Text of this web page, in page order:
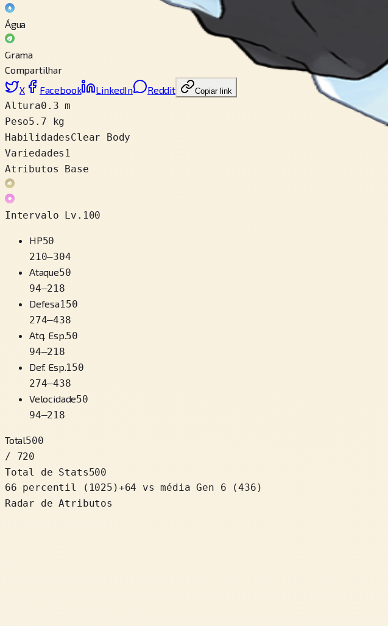
Água
Grama
Compartilhar
X
Facebook LinkedIn Reddit Copiar link
Altura0.3 m
Peso5.7 kg
HabilidadesClear Body
Variedades 1
Atributos Base
Intervalo Lv.100
HP50
210–304
Ataque50
94–218
Defesa150
274–438
Atq. Esp.50
94–218
Def. Esp.150
274–438
Velocidade50
94–218
Total500
/ 720
Total de Stats500
66 percentil
( 1025 )+64
vs média Gen 6 (436)
Radar de Atributos